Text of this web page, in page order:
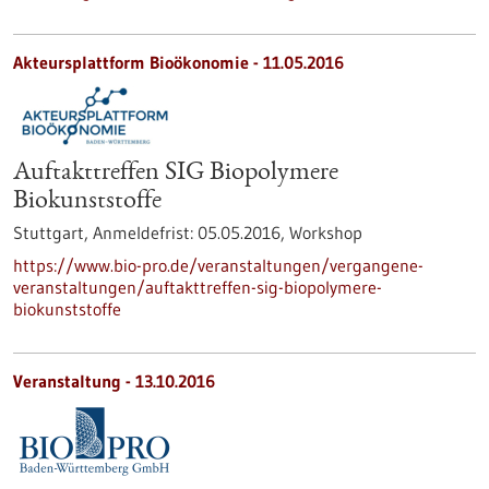
Akteursplattform Bioökonomie - 11.05.2016
Auftakttreffen SIG Biopolymere
Biokunststoffe
Stuttgart, Anmeldefrist: 05.05.2016, Workshop
https://www.bio-pro.de/veranstaltungen/vergangene-
veranstaltungen/auftakttreffen-sig-biopolymere-
biokunststoffe
Veranstaltung - 13.10.2016